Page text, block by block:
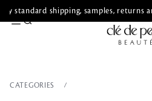
standard shipping, samples, returns
CATEGORIES